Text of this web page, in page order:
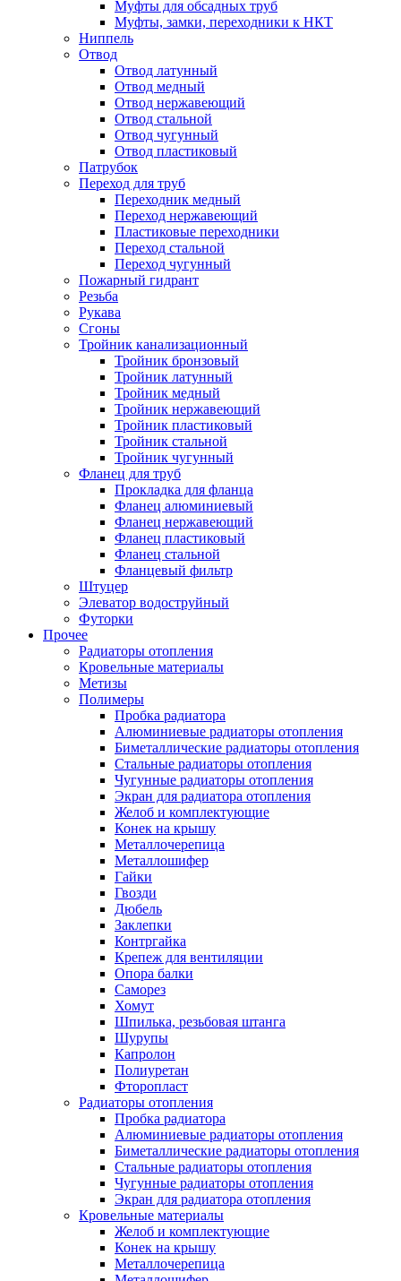
Муфты для обсадных труб
Муфты, замки, переходники к НКТ
Ниппель
Отвод
Отвод латунный
Отвод медный
Отвод нержавеющий
Отвод стальной
Отвод чугунный
Отвод пластиковый
Патрубок
Переход для труб
Переходник медный
Переход нержавеющий
Пластиковые переходники
Переход стальной
Переход чугунный
Пожарный гидрант
Резьба
Рукава
Сгоны
Тройник канализационный
Тройник бронзовый
Тройник латунный
Тройник медный
Тройник нержавеющий
Тройник пластиковый
Тройник стальной
Тройник чугунный
Фланец для труб
Прокладка для фланца
Фланец алюминиевый
Фланец нержавеющий
Фланец пластиковый
Фланец стальной
Фланцевый фильтр
Штуцер
Элеватор водоструйный
Футорки
Прочее
Радиаторы отопления
Кровельные материалы
Метизы
Полимеры
Пробка радиатора
Алюминиевые радиаторы отопления
Биметаллические радиаторы отопления
Стальные радиаторы отопления
Чугунные радиаторы отопления
Экран для радиатора отопления
Желоб и комплектующие
Конек на крышу
Металлочерепица
Металлошифер
Гайки
Гвозди
Дюбель
Заклепки
Контргайка
Крепеж для вентиляции
Опора балки
Саморез
Хомут
Шпилька, резьбовая штанга
Шурупы
Капролон
Полиуретан
Фторопласт
Радиаторы отопления
Пробка радиатора
Алюминиевые радиаторы отопления
Биметаллические радиаторы отопления
Стальные радиаторы отопления
Чугунные радиаторы отопления
Экран для радиатора отопления
Кровельные материалы
Желоб и комплектующие
Конек на крышу
Металлочерепица